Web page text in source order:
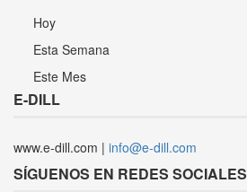
Hoy
Esta Semana
Este Mes
E-DILL
www.e-dill.com | info@e-dill.com
SÍGUENOS EN REDES SOCIALES